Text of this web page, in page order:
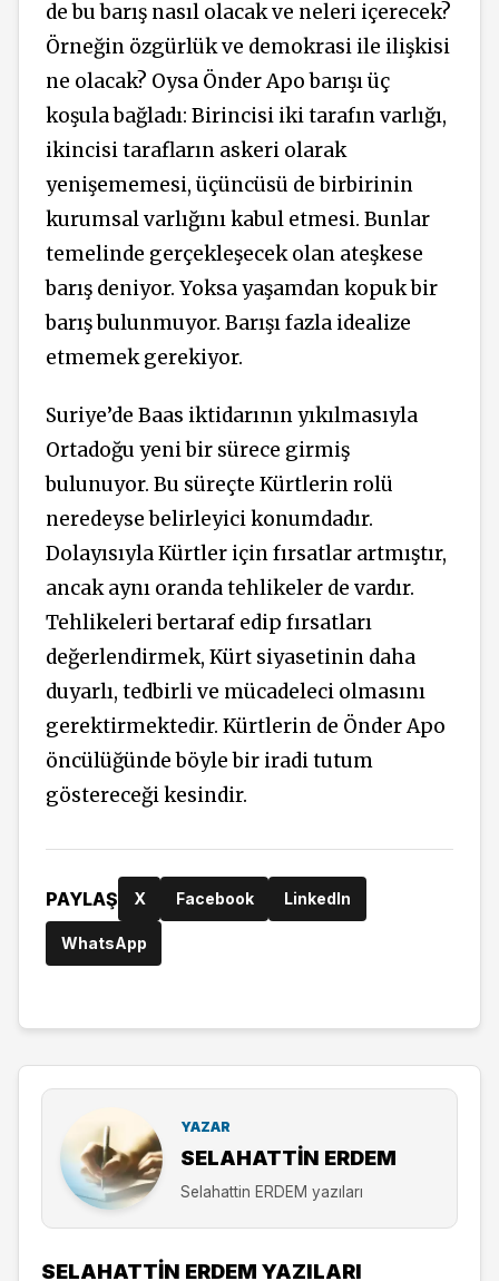
de bu barış nasıl olacak ve neleri içerecek?
Örneğin özgürlük ve demokrasi ile ilişkisi
ne olacak? Oysa Önder Apo barışı üç
koşula bağladı: Birincisi iki tarafın varlığı,
ikincisi tarafların askeri olarak
yenişememesi, üçüncüsü de birbirinin
kurumsal varlığını kabul etmesi. Bunlar
temelinde gerçekleşecek olan ateşkese
barış deniyor. Yoksa yaşamdan kopuk bir
barış bulunmuyor. Barışı fazla idealize
etmemek gerekiyor.
Suriye’de Baas iktidarının yıkılmasıyla
Ortadoğu yeni bir sürece girmiş
bulunuyor. Bu süreçte Kürtlerin rolü
neredeyse belirleyici konumdadır.
Dolayısıyla Kürtler için fırsatlar artmıştır,
ancak aynı oranda tehlikeler de vardır.
Tehlikeleri bertaraf edip fırsatları
değerlendirmek, Kürt siyasetinin daha
duyarlı, tedbirli ve mücadeleci olmasını
gerektirmektedir. Kürtlerin de Önder Apo
öncülüğünde böyle bir iradi tutum
göstereceği kesindir.
PAYLAŞ X Facebook LinkedIn
WhatsApp
YAZAR
SELAHATTIN ERDEM
Selahattin ERDEM yazıları
SELAHATTIN ERDEM YAZILARI